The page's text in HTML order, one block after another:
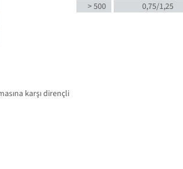
> 500
0,75/1,25
karşı dirençli